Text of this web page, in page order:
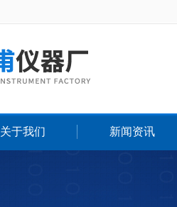
关于我们 新闻资讯